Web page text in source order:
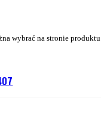
wybrać na stronie produktu